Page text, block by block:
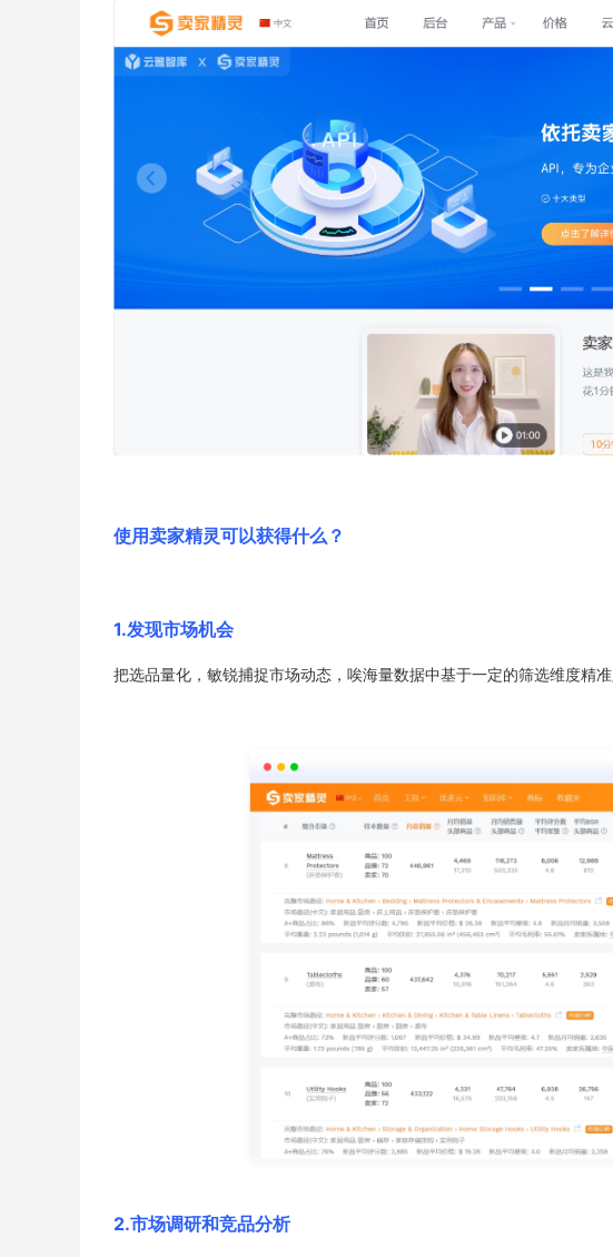
使用卖家精灵可以获得什么？
1.发现市场机会
把选品量化，敏锐捕捉市场动态，唉海量数据中基于一定的筛选维度精
2.市场调研和竞品分析